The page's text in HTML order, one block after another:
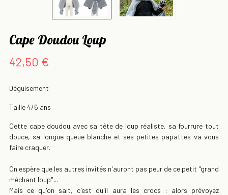
Cape Doudou Loup
42,50 €
Déguisement
Taille 4/6 ans
Cette cape doudou avec sa tête de loup réaliste, sa fourrure tout
douce, sa longue queue blanche et ses petites papattes va vous
faire craquer.
On espère que les autres invités n'auront pas peur de ce petit "grand
méchant loup"...
Mais ce qu'on sait, c'est qu'il aura les crocs : alors prévoyez